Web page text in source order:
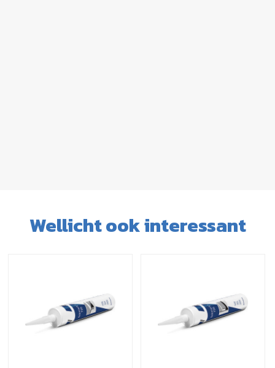
Wellicht ook interessant